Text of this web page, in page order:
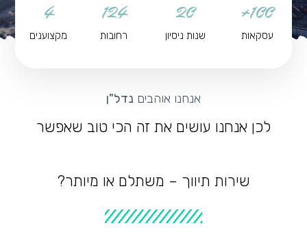
100+
עסקאות
20
שנות ניסיון
124
רחובות
4
מקצוענים
אנחנו אוהבים נדל"ן
לכן אנחנו עושים את זה הכי טוב שאפשר
שירות תיווך – משתלם או מיותר?